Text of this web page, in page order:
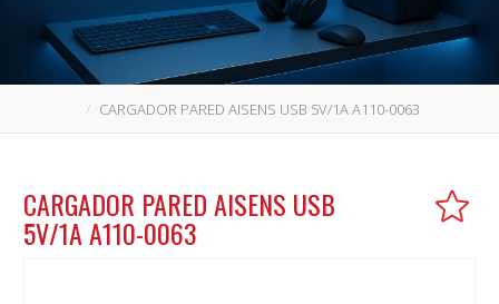
CARGADOR PARED AISENS USB 5V/1A A110-0063
CARGADOR PARED AISENS USB
5V/1A A110-0063